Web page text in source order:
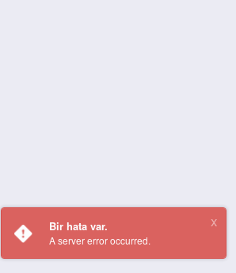
Bir hata var.
A server error occurred.